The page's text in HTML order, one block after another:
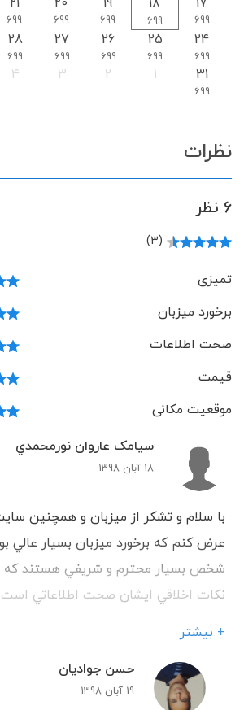
17
699
18
699
19
699
20
699
21
699
24
699
25
699
26
699
27
699
28
699
31
699
1
2
3
4
نظرات
6 نظر
(3)
تمیزی
برخورد میزبان
صحت اطلاعات
قیمت
موقعیت مکانی
سيامک عاروان نورمحمدي
18 آبان 1398
با سلام و تشکر از ميزبان و همچنين
عرض کنم که برخورد ميزبان بسيار عالي
شخص بسيار محترم و شريفي هستند که
نکات اخلاقي ايشان صحت اطلاعاتي
بود. در آخر باز هم از ايشان و دوستان
مي کنم
+ بیشتر
حسن جوادیان
19 آبان 1398